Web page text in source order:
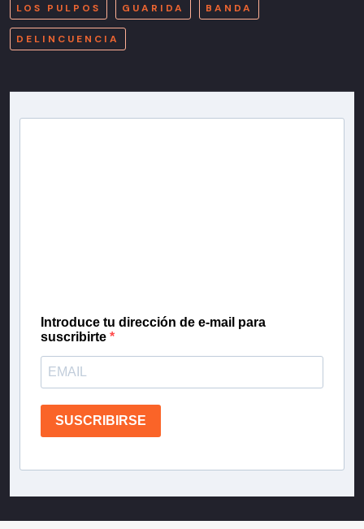
LOS PULPOS GUARIDA BANDA
DELINCUENCIA
Introduce tu dirección de e-mail para
suscribirte
SUSCRIBIRSE